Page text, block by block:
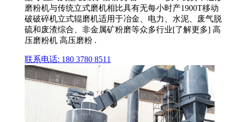
磨粉机与传统立式磨机相比具有无每小时产1900T移动
破破碎机立式辊磨机适用于冶金、电力、水泥、废气脱
硫和废渣综合、非金属矿粉磨等众多行业[了解更多] 高
压磨粉机 高压磨粉 .
联系电话: 180 3780 8511